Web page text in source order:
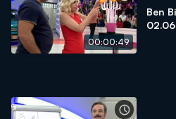
00:00:49
Ben